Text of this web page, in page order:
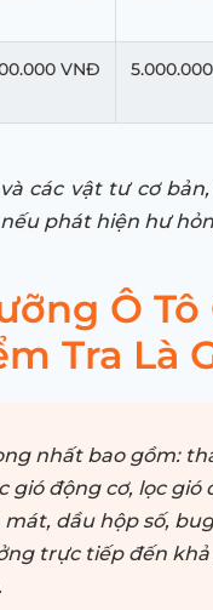
VNĐ
các vật tư cơ
phát hiện hư
Ô Tô
Tra Là
nhất bao gồm:
gió động cơ, lọc gió
dầu hộp số,
trực tiếp đến